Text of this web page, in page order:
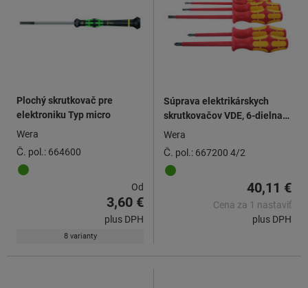
Plochý skrutkovač pre
elektroniku Typ micro
Wera
Č. pol.: 664600
Od
3,60 €
plus DPH
8 varianty
Súprava elektrikárskych
skrutkovačov VDE, 6-dielna
pre rovnú drážku a Phillips,
skrutkovačov: 4/2
Wera
Č. pol.: 667200 4/2
40,11 €
Cena za 1 nastaviť
plus DPH